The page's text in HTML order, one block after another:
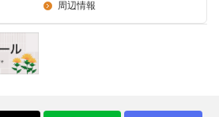
周辺情報